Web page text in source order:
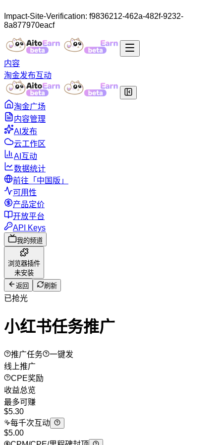
Impact-Site-Verification: f9836212-462a-482f-9232-
8a877970eacf
内容
淘金发布互动
淘金广场
内容管理
AI发布
云工作区
AI互动
数据统计
前往「中国版」
可用性
产品定价
开放平台
API Keys
我的频道
浏览器插件
未安装
返回
刷新
已抢光
小红书任务推广
推广任务
一键发
线上推广
CPE奖励
收益总览
最多可赚
$5.30
每千次互动
$5.00